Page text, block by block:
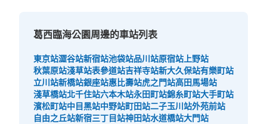
葛西臨海公園周邊的車站列表
東京站澀谷站新宿站池袋站品川站原宿站 上野站
秋葉原站淺草站表參道站吉祥寺站新大久保站有樂町站
立川站新橋站銀座站惠比壽站虎之門站高田馬場站
淺草橋站北千住站六本木站永田町站錦糸町站大手町站
濱松町站中目黑站中野站町田站二子玉川站外苑前站
自由之丘站新宿三丁目站神田站水道橋站大門站